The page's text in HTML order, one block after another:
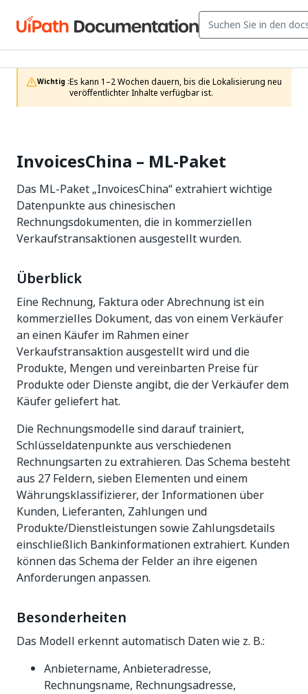
Wichtig :Es kann 1–2 Wochen dauern, bis die Lokalisierung neu
veröffentlichter Inhalte verfügbar ist.
InvoicesChina – ML-Paket
Das ML-Paket „InvoicesChina“ extrahiert wichtige
Datenpunkte aus chinesischen
Rechnungsdokumenten, die in kommerziellen
Verkaufstransaktionen ausgestellt wurden.
Überblick
Eine Rechnung, Faktura oder Abrechnung ist ein
kommerzielles Dokument, das von einem Verkäufer
an einen Käufer im Rahmen einer
Verkaufstransaktion ausgestellt wird und die
Produkte, Mengen und vereinbarten Preise für
Produkte oder Dienste angibt, die der Verkäufer dem
Käufer geliefert hat.
Die Rechnungsmodelle sind darauf trainiert,
Schlüsseldatenpunkte aus verschiedenen
Rechnungsarten zu extrahieren. Das Schema besteht
aus 27 Feldern, sieben Elementen und einem
Währungsklassifizierer, der Informationen über
Kunden, Lieferanten, Zahlungen und
Produkte/Dienstleistungen sowie Zahlungsdetails
einschließlich Bankinformationen extrahiert. Kunden
können das Schema der Felder an ihre eigenen
Anforderungen anpassen.
Besonderheiten
Das Modell erkennt automatisch Daten wie z. B.:
Anbietername, Anbieteradresse,
Rechnungsname, Rechnungsadresse,